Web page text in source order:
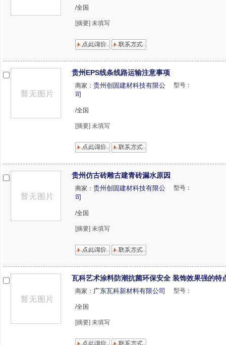
/全国
[摘要] 未填写
贵州EPS线条线路运输注意事项
商家： 贵州创固建材科技有限公
司
型号：
/全国
[摘要] 未填写
贵州仿古砖雕古建青砖漏水原因
商家： 贵州创固建材科技有限公
司
型号：
/全国
[摘要] 未填写
瓦科艺术涂料防潮抗菌环保安全 装饰效果强的特
商家： 广东瓦科新材料有限公司 型号：
/全国
[摘要] 未填写